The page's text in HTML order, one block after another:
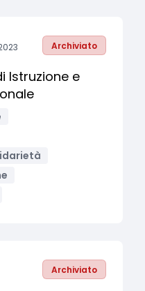
Archiviato
Istruzione e
Archiviato